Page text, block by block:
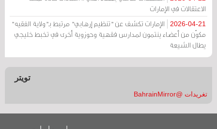
الاعتقالات في الإمارات
2026-04-21
الإمارات تكشف عن "تنظيم إرهابي" مرتبط بـ"ولاية الفقيه"
مكوّن من أعضاء ينتمون لمدارس فقهية وحوزوية أخرى في تخبط خليجي
يطال الشيعة
تويتر
تغريدات @BahrainMirror